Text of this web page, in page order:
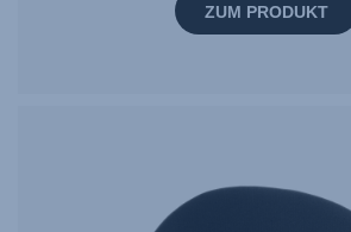
ZUM PRODUKT